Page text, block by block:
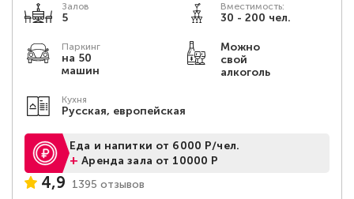
Залов
5
Вместимость:
30 - 200 чел.
Паркинг
на 50
машин
Можно
свой
алкоголь
Кухня
Русская, европейская
Еда и напитки от 6000 Р/чел.
+Аренда зала от 10000 Р
4,9 1395 отзывов